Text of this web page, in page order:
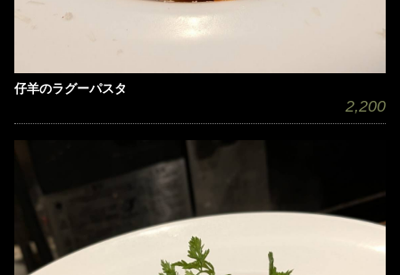
仔羊のラグーパスタ
2,200